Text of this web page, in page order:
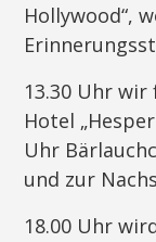
Hollywood“,
13.30 Uhr
Hotel
Uhr
und zur
18.00 Uhr